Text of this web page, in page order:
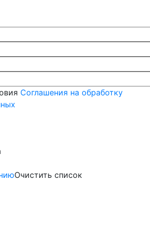
Соглашения на обработку
Очистить список